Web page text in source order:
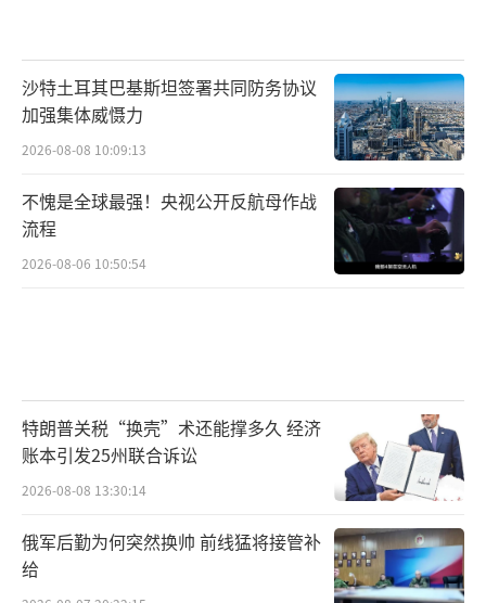
沙特土耳其巴基斯坦签署共同防务协议
加强集体威慑力
2026-08-08 10:09:13
不愧是全球最强！央视公开反航母作战
流程
2026-08-06 10:50:54
特朗普关税“换壳”术还能撑多久 经济
账本引发25州联合诉讼
2026-08-08 13:30:14
俄军后勤为何突然换帅 前线猛将接管补
给